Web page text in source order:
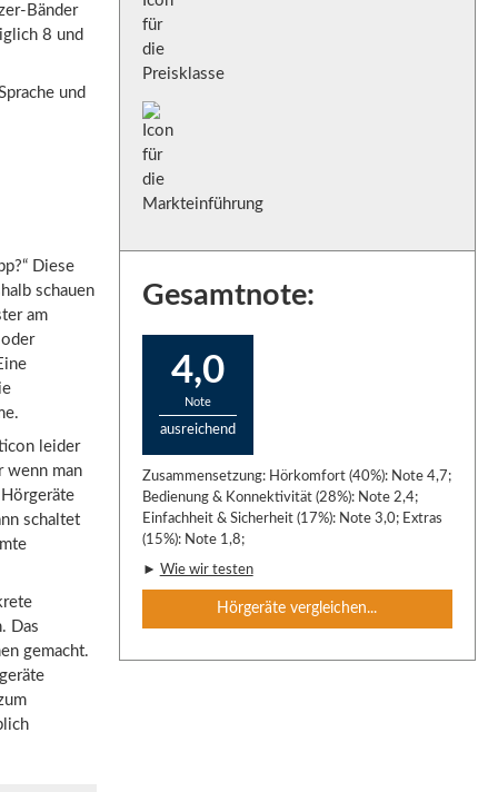
Bänder
8 und
und
Diese
schauen
am
leider
wenn man
schaltet
Das
gemacht.
Gesamtnote:
4,0
Note
ausreichend
Zusammensetzung: Hörkomfort (40%): Note 4,7;
Bedienung & Konnektivität (28%): Note 2,4;
Einfachheit & Sicherheit (17%): Note 3,0; Extras
(15%): Note 1,8;
► Wie wir testen
Hörgeräte vergleichen...